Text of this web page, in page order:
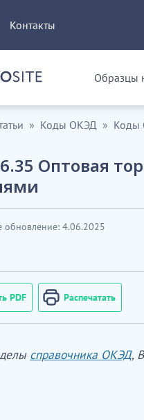
Контакты
Образцы
Коды ОКЭД Коды
Оптовая
обновление: 4.06.2025
PDF Распечатать
справочника ОКЭД,